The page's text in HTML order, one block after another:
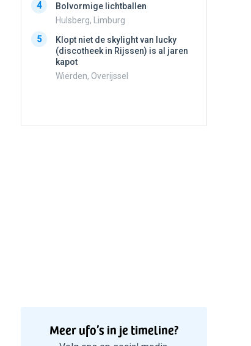
4
Bolvormige lichtballen
Hulsberg, Limburg
5
Klopt niet de skylight van lucky
(discotheek in Rijssen) is al jaren
kapot
Wierden, Overijssel
Meer ufo’s in je timeline?